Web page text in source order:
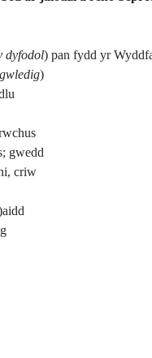
dyfodol) pan fydd yr
gwledig)
gwedd
criw